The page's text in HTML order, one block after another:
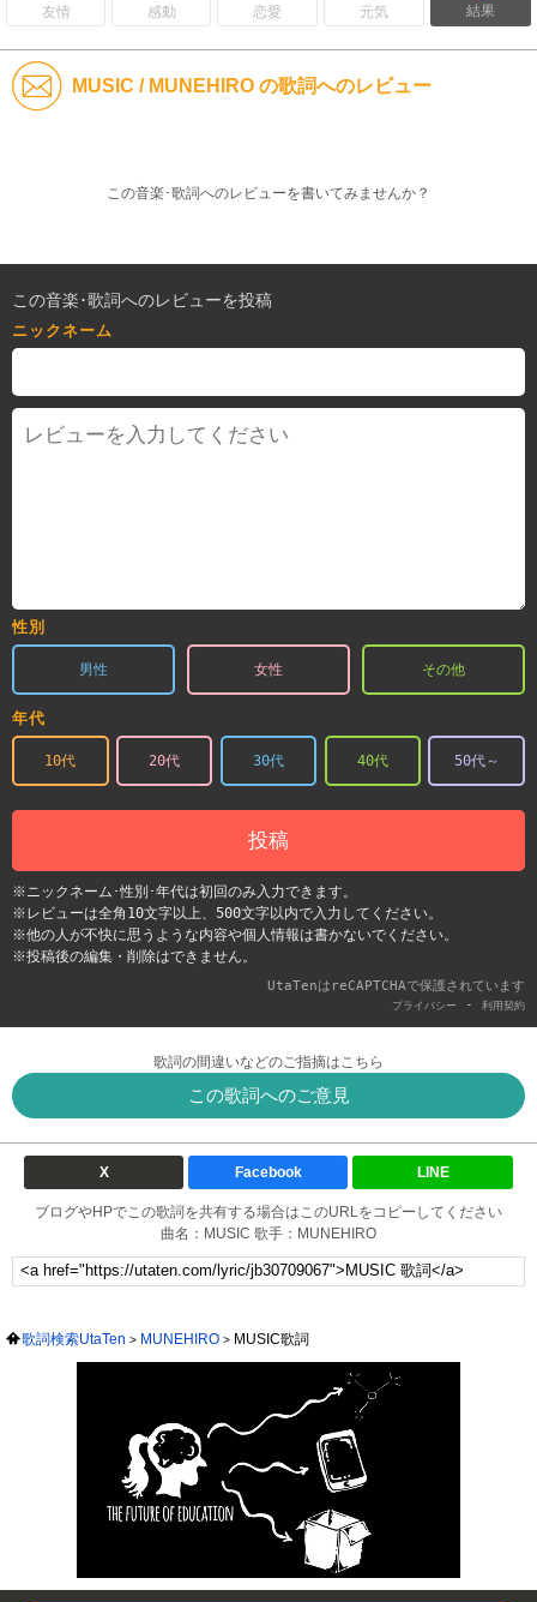
友情 感動 恋愛 元気 結果
MUSIC / MUNEHIRO の歌詞へのレビュー
この音楽･歌詞へのレビューを書いてみませんか？
この音楽･歌詞へのレビューを投稿
ニックネーム
性別
男性 女性 その他
年代
10代 20代 30代 40代 50代～
投稿
※ニックネーム･性別･年代は初回のみ入力できます。
※レビューは全角10文字以上、500文字以内で入力してください。
※他の人が不快に思うような内容や個人情報は書かないでください。
※投稿後の編集・削除はできません。
UtaTenはreCAPTCHAで保護されています
プライバシー - 利用契約
歌詞の間違いなどのご指摘はこちら
この歌詞へのご意見
X Facebook LINE
ブログやHPでこの歌詞を共有する場合はこのURLをコピーしてください
曲名：MUSIC 歌手：MUNEHIRO
歌詞検索UtaTen MUNEHIRO MUSIC歌詞